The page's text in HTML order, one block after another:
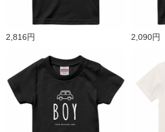
2,816円 2,090円